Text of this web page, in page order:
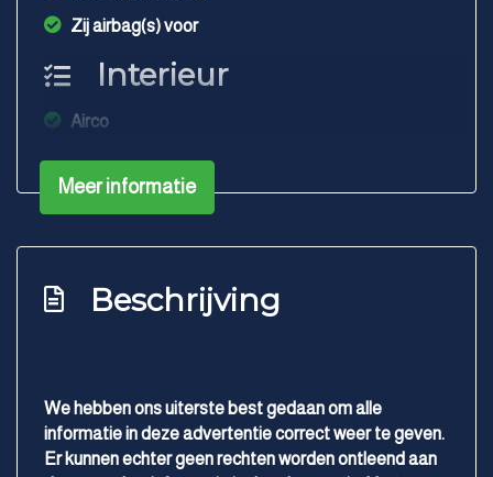
Zij airbag(s) voor
Interieur
Airco
Airco automatisch
Elektrische ramen voor
Exterieur
Trekhaak
Meer informatie
Beschrijving
We hebben ons uiterste best gedaan om alle
informatie in deze advertentie correct weer te geven.
Er kunnen echter geen rechten worden ontleend aan